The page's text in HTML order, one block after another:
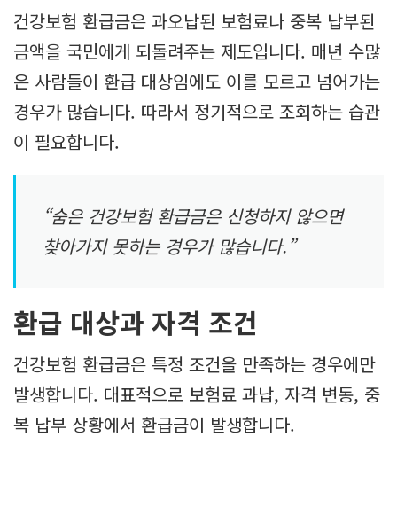
건강보험 환급금은 과오납된 보험료나 중복 납부된
금액을 국민에게 되돌려주는 제도입니다. 매년 수많
은 사람들이 환급 대상임에도 이를 모르고 넘어가는
경우가 많습니다. 따라서 정기적으로 조회하는 습관
이 필요합니다.
“숨은 건강보험 환급금은 신청하지 않으면
찾아가지 못하는 경우가 많습니다.”
환급 대상과 자격 조건
건강보험 환급금은 특정 조건을 만족하는 경우에만
발생합니다. 대표적으로 보험료 과납, 자격 변동, 중
복 납부 상황에서 환급금이 발생합니다.